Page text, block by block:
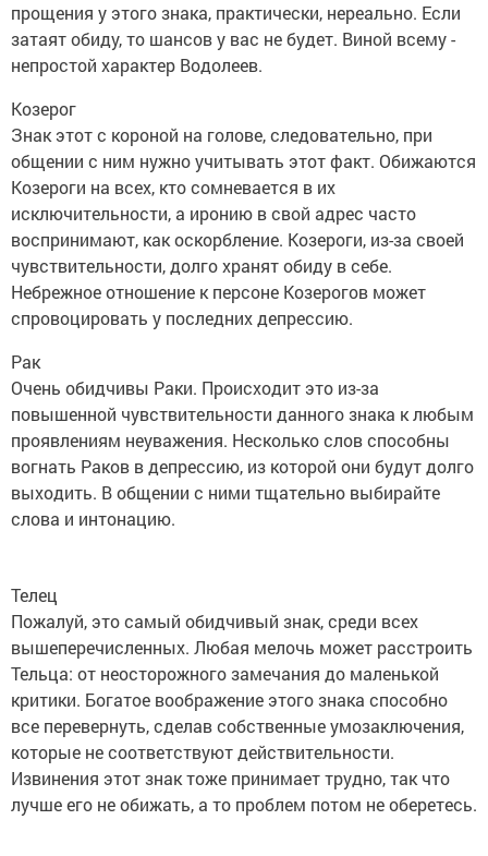
прощения у этого знака, практически, нереально. Если
затаят обиду, то шансов у вас не будет. Виной всему -
непростой характер Водолеев.
Козерог
Знак этот с короной на голове, следовательно, при
общении с ним нужно учитывать этот факт. Обижаются
Козероги на всех, кто сомневается в их
исключительности, а иронию в свой адрес часто
воспринимают, как оскорбление. Козероги, из-за своей
чувствительности, долго хранят обиду в себе.
Небрежное отношение к персоне Козерогов может
спровоцировать у последних депрессию.
Рак
Очень обидчивы Раки. Происходит это из-за
повышенной чувствительности данного знака к любым
проявлениям неуважения. Несколько слов способны
вогнать Раков в депрессию, из которой они будут долго
выходить. В общении с ними тщательно выбирайте
слова и интонацию.
Телец
Пожалуй, это самый обидчивый знак, среди всех
вышеперечисленных. Любая мелочь может расстроить
Тельца: от неосторожного замечания до маленькой
критики. Богатое воображение этого знака способно
все перевернуть, сделав собственные умозаключения,
которые не соответствуют действительности.
Извинения этот знак тоже принимает трудно, так что
лучше его не обижать, а то проблем потом не оберетесь.